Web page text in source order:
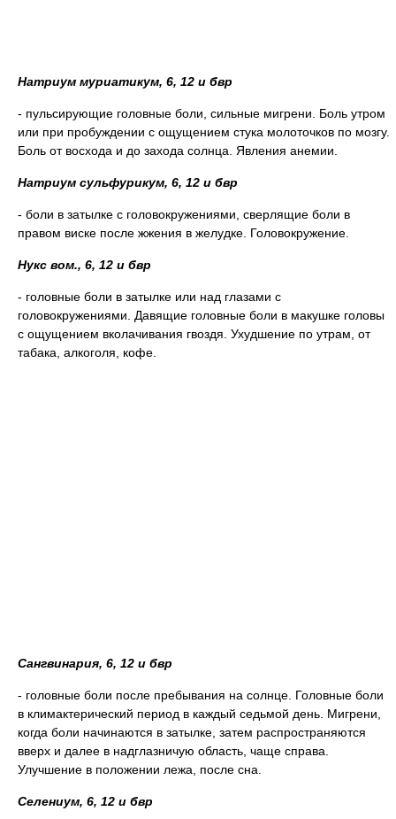
Натриум муриатикум, 6, 12 и бвр
- пульсирующие головные боли, сильные мигрени. Боль утром
или при пробуждении с ощущением стука молоточков по мозгу.
Боль от восхода и до захода солнца. Явления анемии.
Натриум сульфурикум, 6, 12 и бвр
- боли в затылке с головокружениями, сверлящие боли в
правом виске после жжения в желудке. Головокружение.
Нукс вом., 6, 12 и бвр
- головные боли в затылке или над глазами с
головокружениями. Давящие головные боли в макушке головы
с ощущением вколачивания гвоздя. Ухудшение по утрам, от
табака, алкоголя, кофе.
Сангвинария, 6, 12 и бвр
- головные боли после пребывания на солнце. Головные боли
в климактерический период в каждый седьмой день. Мигрени,
когда боли начинаются в затылке, затем распространяются
вверх и далее в надглазничую область, чаще справа.
Улучшение в положении лежа, после сна.
Селениум, 6, 12 и бвр